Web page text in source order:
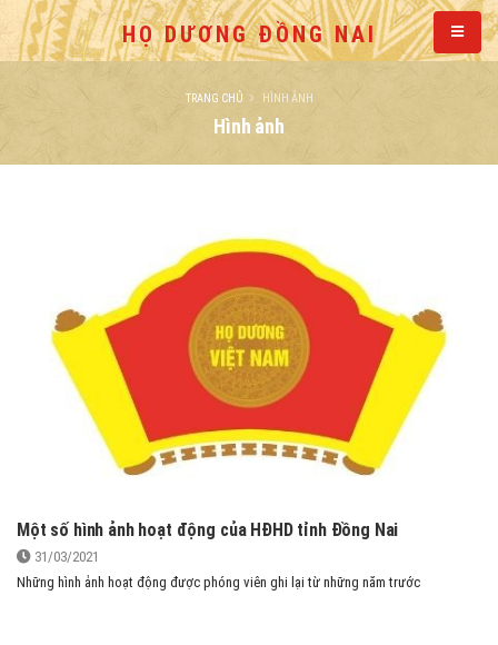
HỌ DƯƠNG ĐỒNG NAI
Hình ảnh
TRANG CHỦ HÌNH ẢNH
Một số hình ảnh hoạt động của HĐHD tỉnh Đồng Nai
31/03/2021
Những hình ảnh hoạt động được phóng viên ghi lại từ những năm trước